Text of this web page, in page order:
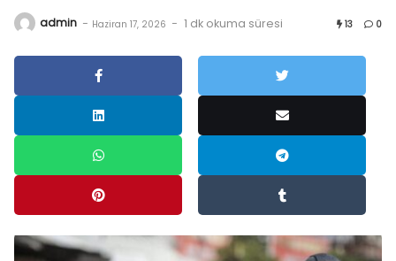
admin - Haziran 17, 2026 - 1 dk okuma süresi 13 0